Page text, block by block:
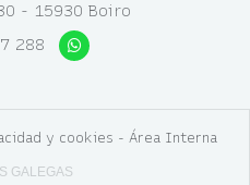
- 15930 Boiro
288
y cookies - Área Interna
GALEGAS